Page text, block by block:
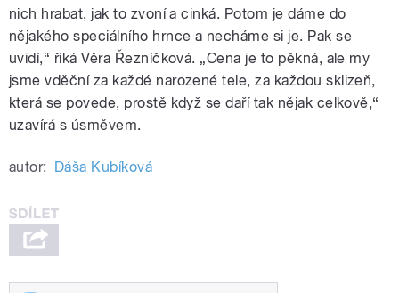
nich hrabat, jak to zvoní a cinká. Potom je dáme do
nějakého speciálního hrnce a necháme si je. Pak se
uvidí,“ říká Věra Řezníčková. „Cena je to pěkná, ale my
jsme vděční za každé narozené tele, za každou sklizeň,
která se povede, prostě když se daří tak nějak celkově,“
uzavírá s úsměvem.
autor: Dáša Kubíková